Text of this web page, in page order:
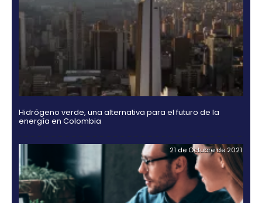
reconocidas en el mundo: motores Cummins,
eléctrico y de frenos Bosch y ejes Dana; todo para
excelente calidad y rendimiento. “Nuestro modelo
ofrece todo lo que el conductor colombiano y la
nacional exige. Esta camioneta es hecha en
mejor del mundo” puntualizó Ferrer.
representa una gran apuesta por Colombia y un
esfuerzo de la compañía para continuar con el
posicionamiento de la marca como una de las
país en el segmento de camiones y que además
fortaleciendo en categorías como las Pick Up y
mercados altamente competidos a nivel nacional.